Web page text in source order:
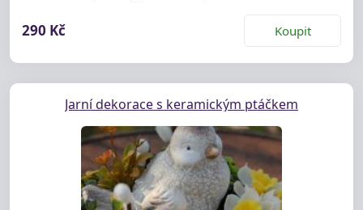
290 Kč Koupit
Jarní dekorace s keramickým ptáčkem